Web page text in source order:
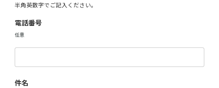
半角英数字でご記入ください。
電話番号
任意
件名